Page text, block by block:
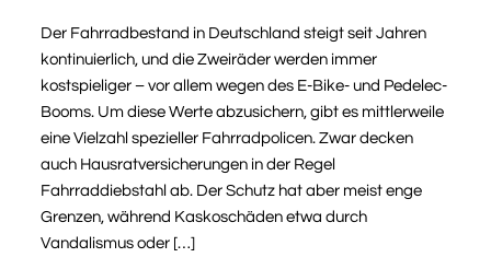
Der Fahrradbestand in Deutschland steigt seit Jahren
kontinuierlich, und die Zweiräder werden immer
kostspieliger – vor allem wegen des E-Bike- und Pedelec-
Booms. Um diese Werte abzusichern, gibt es mittlerweile
eine Vielzahl spezieller Fahrradpolicen. Zwar decken
auch Hausratversicherungen in der Regel
Fahrraddiebstahl ab. Der Schutz hat aber meist enge
Grenzen, während Kaskoschäden etwa durch
Vandalismus oder […]